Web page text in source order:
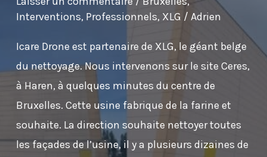
Interventions, Professionnels, XLG / Adrien
Icare Drone est partenaire de XLG, le géant belge
du nettoyage. Nous intervenons sur le site Ceres,
à Haren, à quelques minutes du centre de
Bruxelles. Cette usine fabrique de la farine et
souhaite. La direction souhaite nettoyer toutes
les façades de l’usine, il y a plusieurs dizaines de